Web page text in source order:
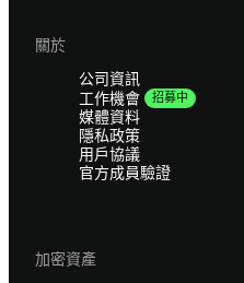
關於
公司資訊
工作機會
招募中
媒體資料
隱私政策
用戶協議
官方成員驗證
加密資產